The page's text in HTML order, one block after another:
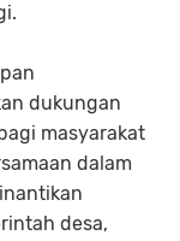
dukungan
masyarakat
dalam
desa,